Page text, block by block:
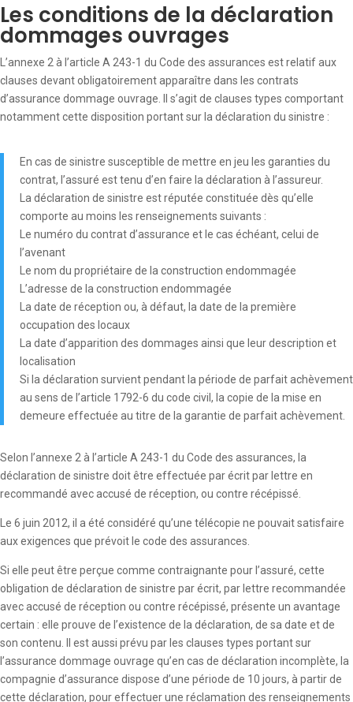
Les conditions de la déclaration
dommages ouvrages
L’annexe 2 à l’article A 243-1 du Code des assurances est relatif aux
clauses devant obligatoirement apparaître dans les contrats
d’assurance dommage ouvrage. Il s’agit de clauses types comportant
notamment cette disposition portant sur la déclaration du sinistre :
En cas de sinistre susceptible de mettre en jeu les garanties du
contrat, l’assuré est tenu d’en faire la déclaration à l’assureur.
La déclaration de sinistre est réputée constituée dès qu’elle
comporte au moins les renseignements suivants :
Le numéro du contrat d’assurance et le cas échéant, celui de
l’avenant
Le nom du propriétaire de la construction endommagée
L’adresse de la construction endommagée
La date de réception ou, à défaut, la date de la première
occupation des locaux
La date d’apparition des dommages ainsi que leur description et
localisation
Si la déclaration survient pendant la période de parfait achèvement
au sens de l’article 1792-6 du code civil, la copie de la mise en
demeure effectuée au titre de la garantie de parfait achèvement.
Selon l’annexe 2 à l’article A 243-1 du Code des assurances, la
déclaration de sinistre doit être effectuée par écrit par lettre en
recommandé avec accusé de réception, ou contre récépissé.
Le 6 juin 2012, il a été considéré qu’une télécopie ne pouvait satisfaire
aux exigences que prévoit le code des assurances.
Si elle peut être perçue comme contraignante pour l’assuré, cette
obligation de déclaration de sinistre par écrit, par lettre recommandée
avec accusé de réception ou contre récépissé, présente un avantage
certain : elle prouve de l’existence de la déclaration, de sa date et de
son contenu. Il est aussi prévu par les clauses types portant sur
l’assurance dommage ouvrage qu’en cas de déclaration incomplète, la
compagnie d’assurance dispose d’une période de 10 jours, à partir de
cette déclaration, pour effectuer une réclamation des renseignements